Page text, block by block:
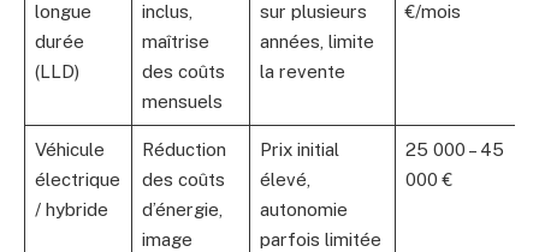
longue
durée
(LLD)
inclus,
maîtrise
des coûts
mensuels
sur plusieurs
années, limite
la revente
€/mois
Véhicule
électrique
/ hybride
Réduction
des coûts
d’énergie,
image
Prix initial
élevé,
autonomie
parfois limitée
25 000 – 45
000 €